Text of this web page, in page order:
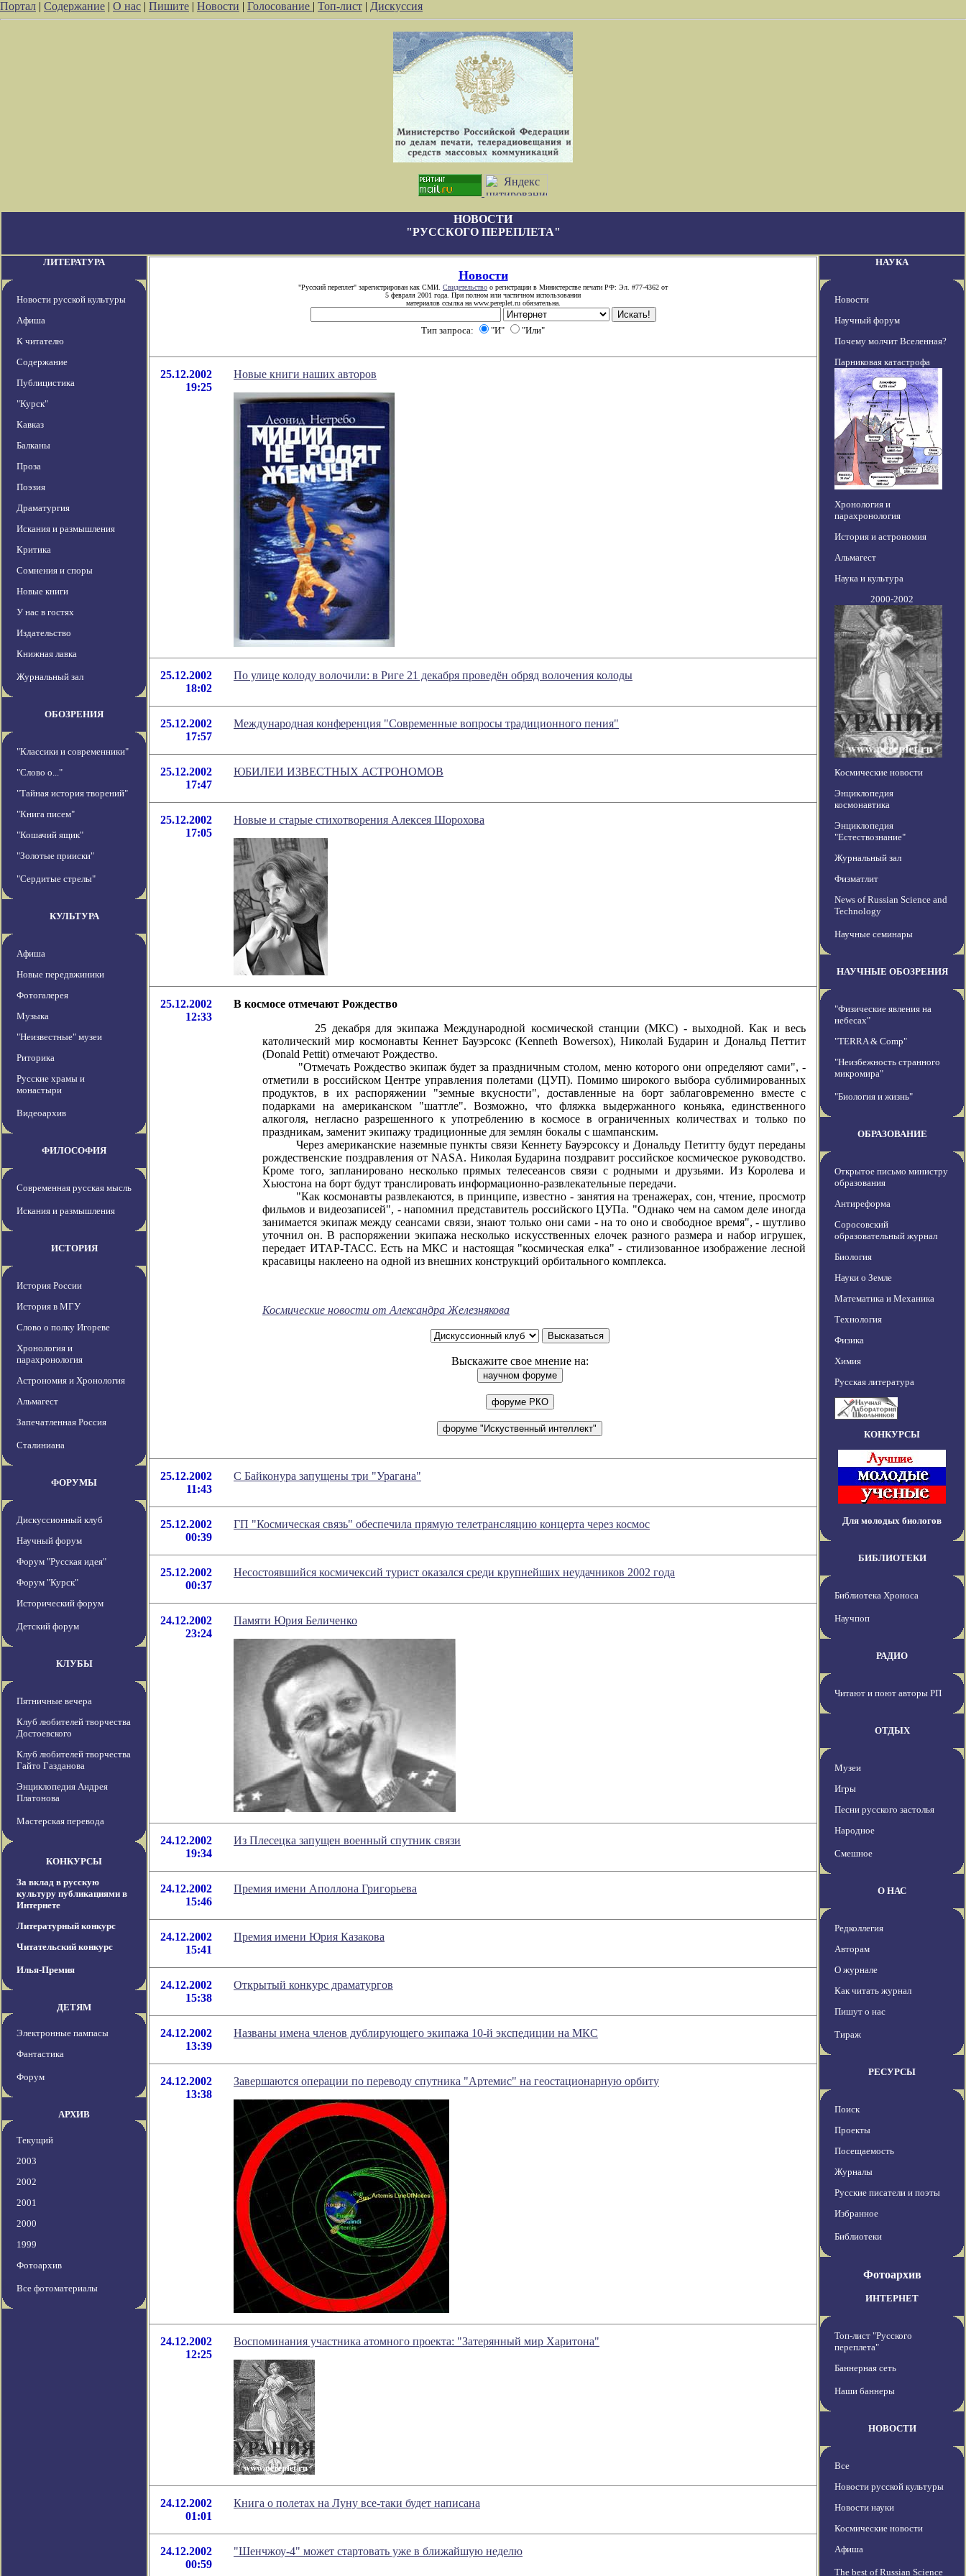
Портал | Содержание | О нас | Пишите | Новости | Голосование | Топ-лист | Дискуссия
НОВОСТИ
"РУССКОГО ПЕРЕПЛЕТА"
ЛИТЕРАТУРА
Новости русской культуры
Афиша
К читателю
Содержание
Публицистика
"Курск"
Кавказ
Балканы
Проза
Поэзия
Драматургия
Искания и размышления
Критика
Сомнения и споры
Новые книги
У нас в гостях
Издательство
Книжная лавка
Журнальный зал
ОБОЗРЕНИЯ
"Классики и современники"
"Слово о..."
"Тайная история творений"
"Книга писем"
"Кошачий ящик"
"Золотые прииски"
"Сердитые стрелы"
КУЛЬТУРА
Афиша
Новые передвжиники
Фотогалерея
Музыка
"Неизвестные" музеи
Риторика
Русские храмы и
монастыри
Видеоархив
ФИЛОСОФИЯ
Современная русская мысль
Искания и размышления
ИСТОРИЯ
История России
История в МГУ
Слово о полку Игореве
Хронология и
парахронология
Астрономия и Хронология
Альмагест
Запечатленная Россия
Сталиниана
ФОРУМЫ
Дискуссионный клуб
Научный форум
Форум "Русская идея"
Форум "Курск"
Исторический форум
Детский форум
КЛУБЫ
Пятничные вечера
Клуб любителей творчества
Достоевского
Клуб любителей творчества
Гайто Газданова
Энциклопедия Андрея
Платонова
Мастерская перевода
КОНКУРСЫ
За вклад в русскую
культуру публикациями в
Интернете
Литературный конкурс
Читательский конкурс
Илья-Премия
ДЕТЯМ
Электронные пампасы
Фантастика
Форум
АРХИВ
Текущий
2003
2002
2001
2000
1999
Фотоархив
Все фотоматериалы
Новости
"Русский переплет" зарегистрирован как СМИ. Свидетельство о регистрации в Министерстве печати РФ: Эл. #77-4362 от
5 февраля 2001 года. При полном или частичном использовании
материалов ссылка на www.pereplet.ru обязательна.
Тип запроса: "И" "Или"
25.12.2002
19:25
Новые книги наших авторов
25.12.2002
18:02
По улице колоду волочили: в Риге 21 декабря проведён обряд волочения колоды
25.12.2002
17:57
Международная конференция "Современные вопросы традиционного пения"
25.12.2002
17:47
ЮБИЛЕИ ИЗВЕСТНЫХ АСТРОНОМОВ
25.12.2002
17:05
Новые и старые стихотворения Алексея Шорохова
25.12.2002
12:33
В космосе отмечают Рождество
25 декабря для экипажа Международной космической станции (МКС) - выходной. Как и весь
католический мир космонавты Кеннет Бауэрсокс (Kenneth Bowersox), Николай Бударин и Дональд Петтит
(Donald Pettit) отмечают Рождество.
"Отмечать Рождество экипаж будет за праздничным столом, меню которого они определяют сами", -
отметили в российском Центре управления полетами (ЦУП). Помимо широкого выбора сублимированных
продуктов, в их распоряжении "земные вкусности", доставленные на борт заблаговременно вместе с
подарками на американском "шаттле". Возможно, что фляжка выдержанного коньяка, единственного
алкоголя, негласно разрешенного к употреблению в космосе в ограниченных количествах и только по
праздникам, заменит экипажу традиционные для землян бокалы с шампанским.
Через американские наземные пункты связи Кеннету Бауэрсоксу и Дональду Петитту будут переданы
рождественские поздравления от NASA. Николая Бударина поздравит российское космическое руководство.
Кроме того, запланировано несколько прямых телесеансов связи с родными и друзьями. Из Королева и
Хьюстона на борт будут транслировать информационно-развлекательные передачи.
"Как космонавты развлекаются, в принципе, известно - занятия на тренажерах, сон, чтение, просмотр
фильмов и видеозаписей", - напомнил представитель российского ЦУПа. "Однако чем на самом деле иногда
занимается экипаж между сеансами связи, знают только они сами - на то оно и свободное время", - шутливо
уточнил он. В распоряжении экипажа несколько искусственных елочек разного размера и набор игрушек,
передает ИТАР-ТАСС. Есть на МКС и настоящая "космическая елка" - стилизованное изображение лесной
красавицы наклеено на одной из внешних конструкций орбитального комплекса.
Космические новости от Александра Железнякова
Выскажите свое мнение на:
25.12.2002
11:43
С Байконура запущены три "Урагана"
25.12.2002
00:39
ГП "Космическая связь" обеспечила прямую телетрансляцию концерта через космос
25.12.2002
00:37
Несостоявшийся космичексий турист оказался среди крупнейших неудачников 2002 года
24.12.2002
23:24
Памяти Юрия Беличенко
24.12.2002
19:34
Из Плесецка запущен военный спутник связи
24.12.2002
15:46
Премия имени Аполлона Григорьева
24.12.2002
15:41
Премия имени Юрия Казакова
24.12.2002
15:38
Открытый конкурс драматургов
24.12.2002
13:39
Названы имена членов дублирующего экипажа 10-й экспедиции на МКС
24.12.2002
13:38
Завершаются операции по переводу спутника "Артемис" на геостационарную орбиту
24.12.2002
12:25
Воспоминания участника атомного проекта: "Затерянный мир Харитона"
24.12.2002
01:01
Книга о полетах на Луну все-таки будет написана
24.12.2002
00:59
"Шенчжоу-4" может стартовать уже в ближайшую неделю
НАУКА
Новости
Научный форум
Почему молчит Вселенная?
Парниковая катастрофа
Хронология и
парахронология
История и астрономия
Альмагест
Наука и культура
2000-2002
Космические новости
Энциклопедия
космонавтика
Энциклопедия
"Естествознание"
Журнальный зал
Физматлит
News of Russian Science and
Technology
Научные семинары
НАУЧНЫЕ ОБОЗРЕНИЯ
"Физические явления на
небесах"
"TERRA & Comp"
"Неизбежность странного
микромира"
"Биология и жизнь"
ОБРАЗОВАНИЕ
Открытое письмо министру
образования
Антиреформа
Соросовский
образовательный журнал
Биология
Науки о Земле
Математика и Механика
Технология
Физика
Химия
Русская литература
КОНКУРСЫ
Для молодых биологов
БИБЛИОТЕКИ
Библиотека Хроноса
Научпоп
РАДИО
Читают и поют авторы РП
ОТДЫХ
Музеи
Игры
Песни русского застолья
Народное
Смешное
О НАС
Редколлегия
Авторам
О журнале
Как читать журнал
Пишут о нас
Тираж
РЕСУРСЫ
Поиск
Проекты
Посещаемость
Журналы
Русские писатели и поэты
Избранное
Библиотеки
Фотоархив
ИНТЕРНЕТ
Топ-лист "Русского
переплета"
Баннерная сеть
Наши баннеры
НОВОСТИ
Все
Новости русской культуры
Новости науки
Космические новости
Афиша
The best of Russian Science